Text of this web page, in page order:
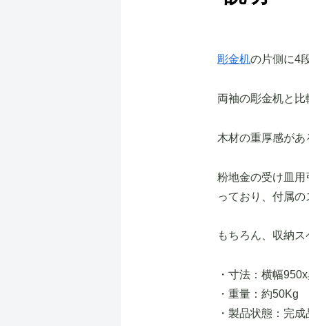
彫金机の片側に4
両袖の彫金机と
木材の重厚感が
粉地金の受け皿
っており、付属
もちろん、収納
・寸法：横幅
・重量：約50Kg
・製品状態：完成